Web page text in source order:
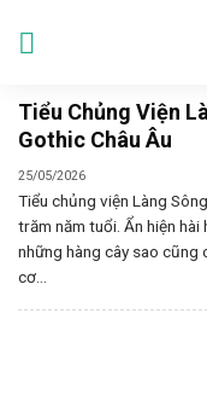
Tiểu Chủng Viện
Gothic Châu Âu
25/05/2026
Tiểu chủng viện Làng
trăm năm tuổi. Ẩn hiện
những hàng cây sao cũng
cơ...